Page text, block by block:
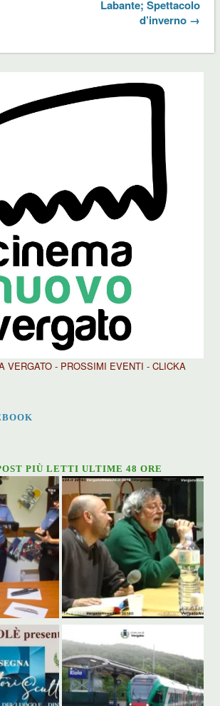
Labante; Spettacolo
d’inverno →
VERGATO - PROSSIMI EVENTI - CLICKA
PIÙ LETTI ULTIME 48 ORE